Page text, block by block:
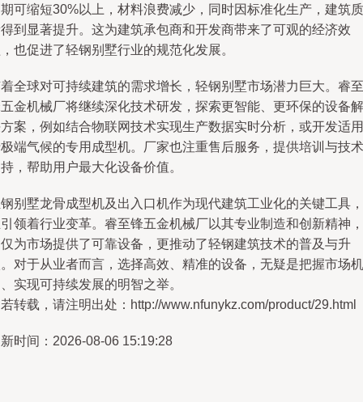
可缩短30%以上，材料浪费减少，同时因标准化生产，建筑质
到显著提升。这为建筑承包商和开发商带来了可观的经济效
也促进了轻钢别墅行业的规范化发展。
全球对可持续建筑的需求增长，轻钢别墅市场潜力巨大。睿至
金机械厂将继续深化技术研发，探索更智能、更环保的设备解
案，例如结合物联网技术实现生产数据实时分析，或开发适用
端气候的专用成型机。厂家也注重售后服务，提供培训与技术
，帮助用户最大化设备价值。
别墅龙骨成型机及出入口机作为现代建筑工业化的关键工具，
领着行业变革。睿至锋五金机械厂以其专业制造和创新精神，
为市场提供了可靠设备，更推动了轻钢建筑技术的普及与升
对于从业者而言，选择高效、精准的设备，无疑是把握市场机
实现可持续发展的明智之举。
转载，请注明出处：http://www.nfunykz.com/product/29.html
时间：2026-08-06 15:19:28